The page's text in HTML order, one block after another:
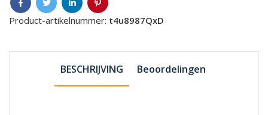
Product-artikelnummer: t4u8987QxD
BESCHRIJVING Beoordelingen